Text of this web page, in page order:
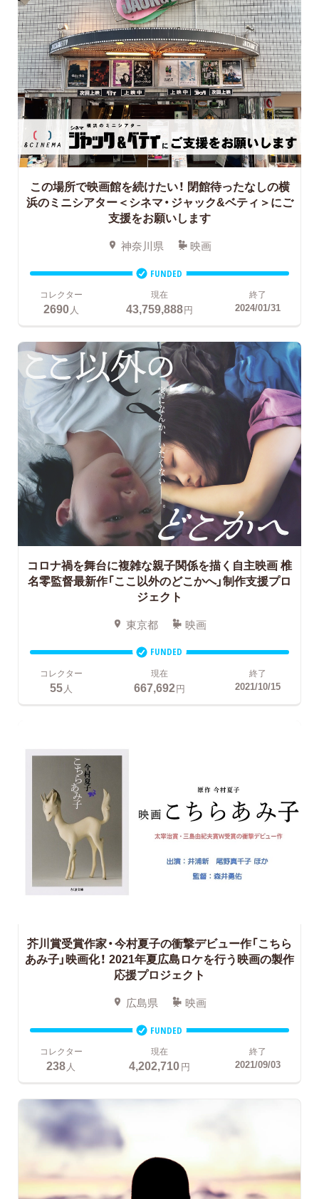
この場所で映画館を続けたい！ 閉館待ったなしの横
浜のミニシアター＜シネマ・ジャック&ベティ＞にご
支援をお願いします
神奈川県 映画
FUNDED
コレクター
2690人
現在
43,759,888円
終了
2024/01/31
コロナ禍を舞台に複雑な親子関係を描く自主映画椎
名零監督最新作「ここ以外のどこかへ」制作支援プロ
ジェクト
東京都 映画
FUNDED
コレクター
55 人
現在
667,692円
終了
2021/10/15
芥川賞受賞作家・今村夏子の衝撃デビュー作「こちら
あみ子」映画化！ 2021年夏広島ロケを行う映画の製作
応援プロジェクト
広島県 映画
FUNDED
コレクター
238人
現在
4,202,710円
終了
2021/09/03